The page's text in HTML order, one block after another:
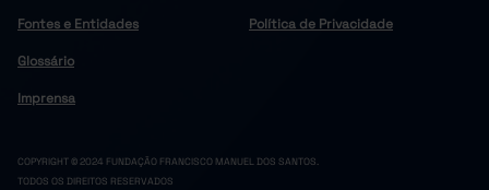
Fontes e Entidades
Glossário
Imprensa
Política de Privacidade
COPYRIGHT © 2024 FUNDAÇÃO FRANCISCO MANUEL DOS SANTOS.
TODOS OS DIREITOS RESERVADOS